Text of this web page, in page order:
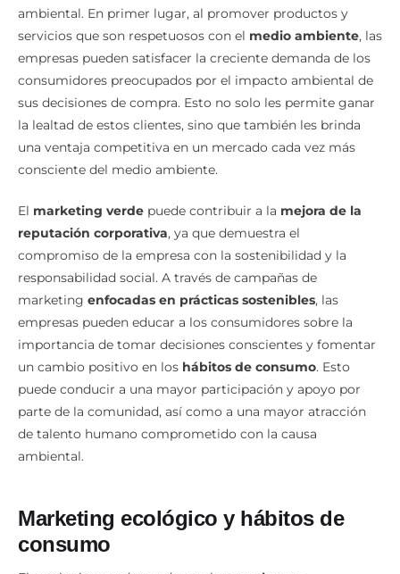
servicios que son respetuosos con elmedio ambiente
empresas pueden satisfacer la creciente demanda de los
consumidores preocupados por el impacto ambiental de
sus decisiones de compra. Esto no solo les permite ganar
la lealtad de estos clientes, sino que también les brinda
una ventaja competitiva en un mercado cada vez más
consciente del medio ambiente.
reputación corporativa, ya que demuestra el
compromiso de la empresa con la sostenibilidad y la
responsabilidad social. A través de campañas de
marketingenfocadas en prácticas sostenibles, las
empresas pueden educar a los consumidores sobre la
importancia de tomar decisiones conscientes y fomentar
un cambio positivo en loshábitos de consumo . Esto
puede conducir a una mayor participación y apoyo por
parte de la comunidad, así como a una mayor atracción
de talento humano comprometido con la causa
ambiental.
consumo
El marketing verde puede resultar en